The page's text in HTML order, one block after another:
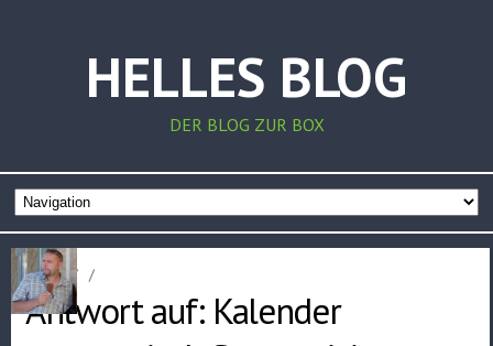
HELLES BLOG
DER BLOG ZUR BOX
Home / /
Antwort auf: Kalender